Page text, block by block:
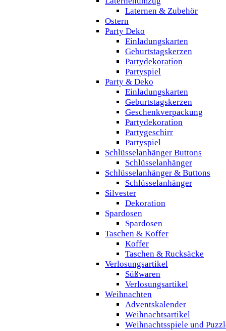
Laternen & Zubehör
Ostern
Party Deko
Einladungskarten
Geburtstagskerzen
Partydekoration
Partyspiel
Party & Deko
Einladungskarten
Geburtstagskerzen
Geschenkverpackung
Partydekoration
Partygeschirr
Partyspiel
Schlüsselanhänger Buttons
Schlüsselanhänger
Schlüsselanhänger & Buttons
Schlüsselanhänger
Silvester
Dekoration
Spardosen
Spardosen
Taschen & Koffer
Koffer
Taschen & Rucksäcke
Verlosungsartikel
Süßwaren
Verlosungsartikel
Weihnachten
Adventskalender
Weihnachtsartikel
Weihnachtsspiele und